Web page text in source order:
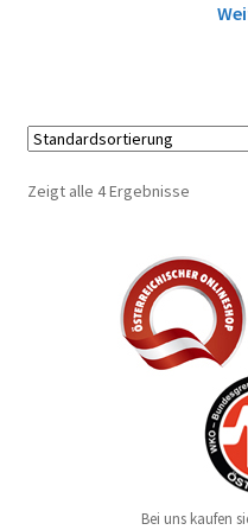
Zeigt alle 4 Ergebnisse
Bei uns kaufen